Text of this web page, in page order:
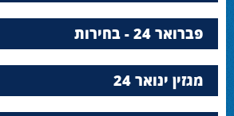
פברואר 24 - בחירות
מגזין ינואר 24